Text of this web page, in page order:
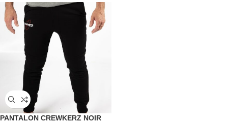
PANTALON CREWKERZ NOIR